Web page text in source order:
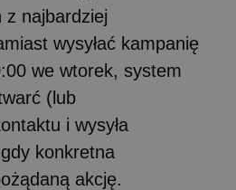
z najbardziej
wysyłać kampanię
we wtorek, system
(lub
i wysyła
konkretna
akcję.